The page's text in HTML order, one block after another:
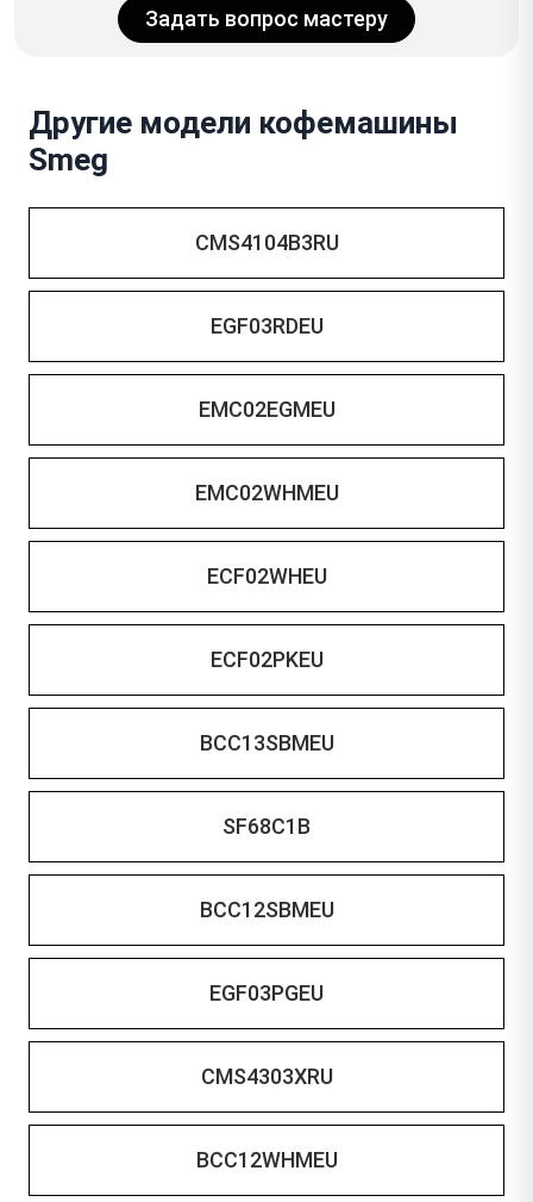
Задать вопрос мастеру
Другие модели кофемашины
Smeg
CMS4104B3RU
EGF03RDEU
EMC02EGMEU
EMC02WHMEU
ECF02WHEU
ECF02PKEU
BCC13SBMEU
SF68C1B
BCC12SBMEU
EGF03PGEU
CMS4303XRU
BCC12WHMEU